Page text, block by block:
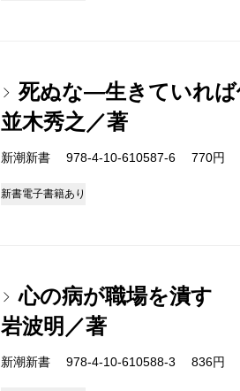
死ぬな―生きていれ
並木秀之／著
新潮新書 978-4-10-610587-6 770円
新書電子書籍あり
心の病が職場を潰す
岩波明／著
新潮新書 978-4-10-610588-3 836円